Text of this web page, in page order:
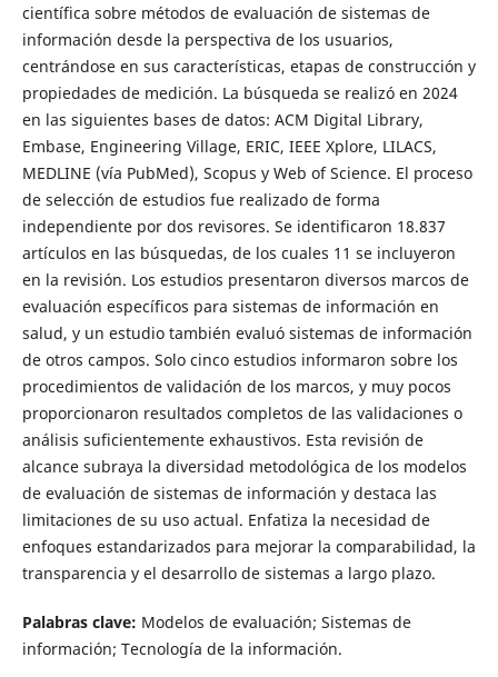
científica sobre métodos de evaluación de sistemas de
información desde la perspectiva de los usuarios,
centrándose en sus características, etapas de construcción y
propiedades de medición. La búsqueda se realizó en 2024
en las siguientes bases de datos: ACM Digital Library,
Embase, Engineering Village, ERIC, IEEE Xplore, LILACS,
MEDLINE (vía PubMed), Scopus y Web of Science. El proceso
de selección de estudios fue realizado de forma
independiente por dos revisores. Se identificaron 18.837
artículos en las búsquedas, de los cuales 11 se incluyeron
en la revisión. Los estudios presentaron diversos marcos de
evaluación específicos para sistemas de información en
salud, y un estudio también evaluó sistemas de información
de otros campos. Solo cinco estudios informaron sobre los
procedimientos de validación de los marcos, y muy pocos
proporcionaron resultados completos de las validaciones o
análisis suficientemente exhaustivos. Esta revisión de
alcance subraya la diversidad metodológica de los modelos
de evaluación de sistemas de información y destaca las
limitaciones de su uso actual. Enfatiza la necesidad de
enfoques estandarizados para mejorar la comparabilidad, la
transparencia y el desarrollo de sistemas a largo plazo.
Palabras clave: Modelos de evaluación; Sistemas de
información; Tecnología de la información.